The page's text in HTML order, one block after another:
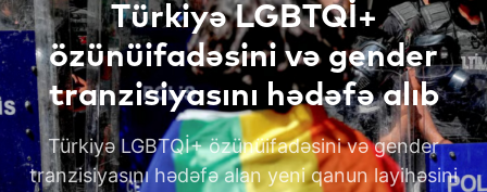
Türkiyə LGBTQİ+
özünüifadəsini və gender
tranzisiyasını hədəfə alıb
Türkiyə LGBTQİ+ özünüifadəsini və gender
tranzisiyasını hədəfə alan yeni qanun layihəsini